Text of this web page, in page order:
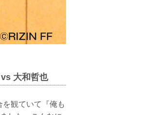
大和哲也
観ていて『俺も